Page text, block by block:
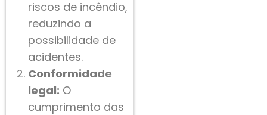
riscos de incêndio,
reduzindo a
possibilidade de
acidentes.
Conformidade
legal: O
cumprimento das